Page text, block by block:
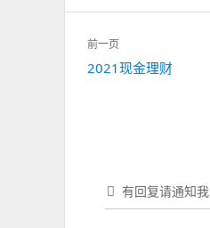
文
章
导
前一页
上
2021现金理财
有回复请通知我